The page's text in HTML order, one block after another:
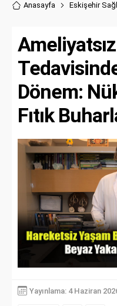
Anasayfa Eskişehir
Dönem:
Fıtık
Yayınlama: 4 Haziran